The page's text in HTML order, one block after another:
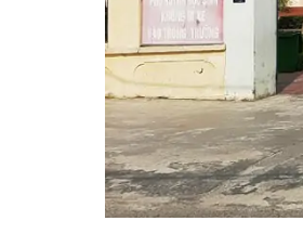
Xi nhan Trái Phải
Bạn đọc viết